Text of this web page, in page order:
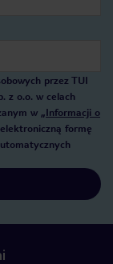
przez TUI
z o.o. w celach
w „Informacji o
formę